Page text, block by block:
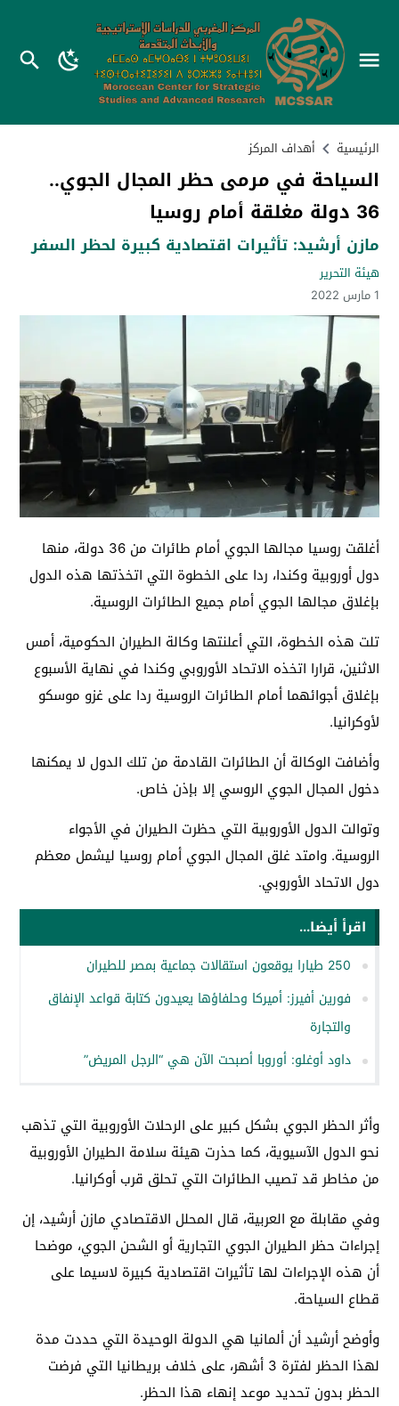
الرئيسية أهداف المركز
السياحة في مرمى حظر المجال الجوي..
36 دولة مغلقة أمام روسيا
مازن أرشيد: تأثيرات اقتصادية كبيرة لحظر السفر
هيئة التحرير
1 مارس 2022
أغلقت روسيا مجالها الجوي أمام طائرات من 36 دولة، منها
دول أوروبية وكندا، ردا على الخطوة التي اتخذتها هذه الدول
بإغلاق مجالها الجوي أمام جميع الطائرات الروسية.
تلت هذه الخطوة، التي أعلنتها وكالة الطيران الحكومية، أمس
الاثنين، قرارا اتخذه الاتحاد الأوروبي وكندا في نهاية الأسبوع
بإغلاق أجوائهما أمام الطائرات الروسية ردا على غزو موسكو
لأوكرانيا.
وأضافت الوكالة أن الطائرات القادمة من تلك الدول لا يمكنها
دخول المجال الجوي الروسي إلا بإذن خاص.
وتوالت الدول الأوروبية التي حظرت الطيران في الأجواء
الروسية. وامتد غلق المجال الجوي أمام روسيا ليشمل معظم
دول الاتحاد الأوروبي.
اقرأ أيضا...
250 طيارا يوقعون استقالات جماعية بمصر للطيران
فورين أفيرز: أميركا وحلفاؤها يعيدون كتابة قواعد الإنفاق
والتجارة
داود أوغلو: أوروبا أصبحت الآن هي “الرجل المريض”
وأثر الحظر الجوي بشكل كبير على الرحلات الأوروبية التي تذهب
نحو الدول الآسيوية، كما حذرت هيئة سلامة الطيران الأوروبية
من مخاطر قد تصيب الطائرات التي تحلق قرب أوكرانيا.
وفي مقابلة مع العربية، قال المحلل الاقتصادي مازن أرشيد، إن
إجراءات حظر الطيران الجوي التجارية أو الشحن الجوي، موضحا
أن هذه الإجراءات لها تأثيرات اقتصادية كبيرة لاسيما على
قطاع السياحة.
وأوضح أرشيد أن ألمانيا هي الدولة الوحيدة التي حددت مدة
لهذا الحظر لفترة 3 أشهر، على خلاف بريطانيا التي فرضت
الحظر بدون تحديد موعد إنهاء هذا الحظر.